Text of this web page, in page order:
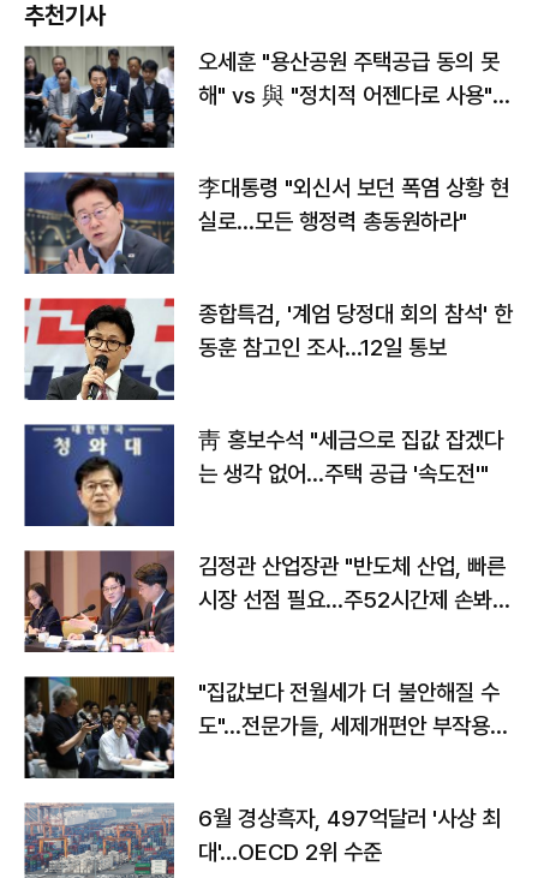
추천기사
오세훈 "용산공원 주택공급 동의 못
해" vs 與 "정치적 어젠다로 사용"
李대통령 "외신서 보던 폭염 상황 현
실로…모든 행정력 총동원하라"
종합특검, '계엄 당정대 회의 참석' 한
동훈 참고인 조사...12일 통보
靑 홍보수석 "세금으로 집값 잡겠다
는 생각 없어…주택 공급 '속도전'"
김정관 산업장관 "반도체 산업, 빠른
시장 선점 필요…주52시간제 손봐
"집값보다 전월세가 더 불안해질 수
도"…전문가들, 세제개편안 부작용
6월 경상흑자, 497억달러 '사상 최
대'…OECD 2위 수준